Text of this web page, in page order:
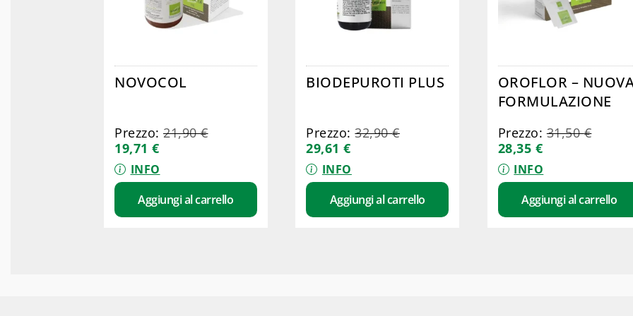
NOVOCOL
Prezzo: 21,90€
19,71 €
INFO
Aggiungi al carrello
BIODEPUROTI PLUS
Prezzo:32,90€
29,61€
INFO
Aggiungi al carrello
OROFLOR –
FORMULAZIONE
Prezzo:31,50€
28,35 €
INFO
Aggiungi al carrello